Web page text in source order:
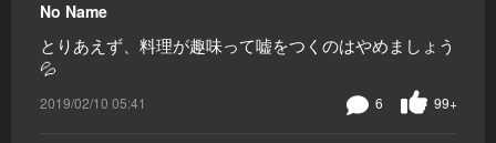
No Name
とりあえず、料理が趣味って嘘をつくのはやめましょう
💦
2019/02/10 05:41 99+
6